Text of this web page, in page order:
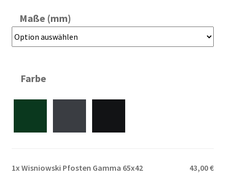
Maße (mm)
Farbe
1x Wisniowski Pfosten Gamma 65x42 43,00 €